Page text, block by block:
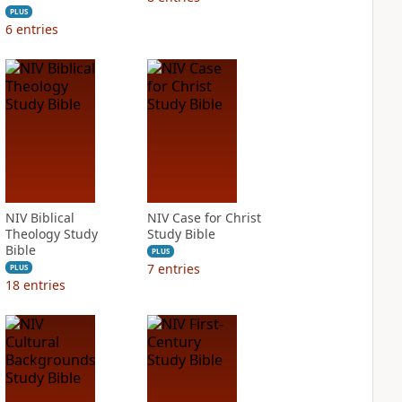
PLUS
6 entries
NIV Biblical
Theology Study
Bible
PLUS
18 entries
NIV Case for Christ
Study Bible
PLUS
7 entries